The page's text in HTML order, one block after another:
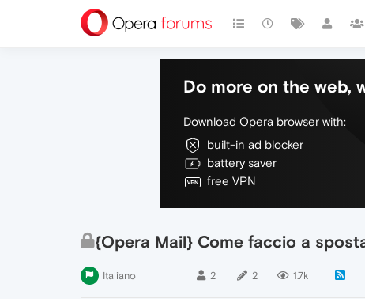
Do more on the web,
Download Opera browser with:
built-in ad blocker
battery saver
free VPN
{Opera Mail} Come faccio a
Italiano 2 2 1.7k